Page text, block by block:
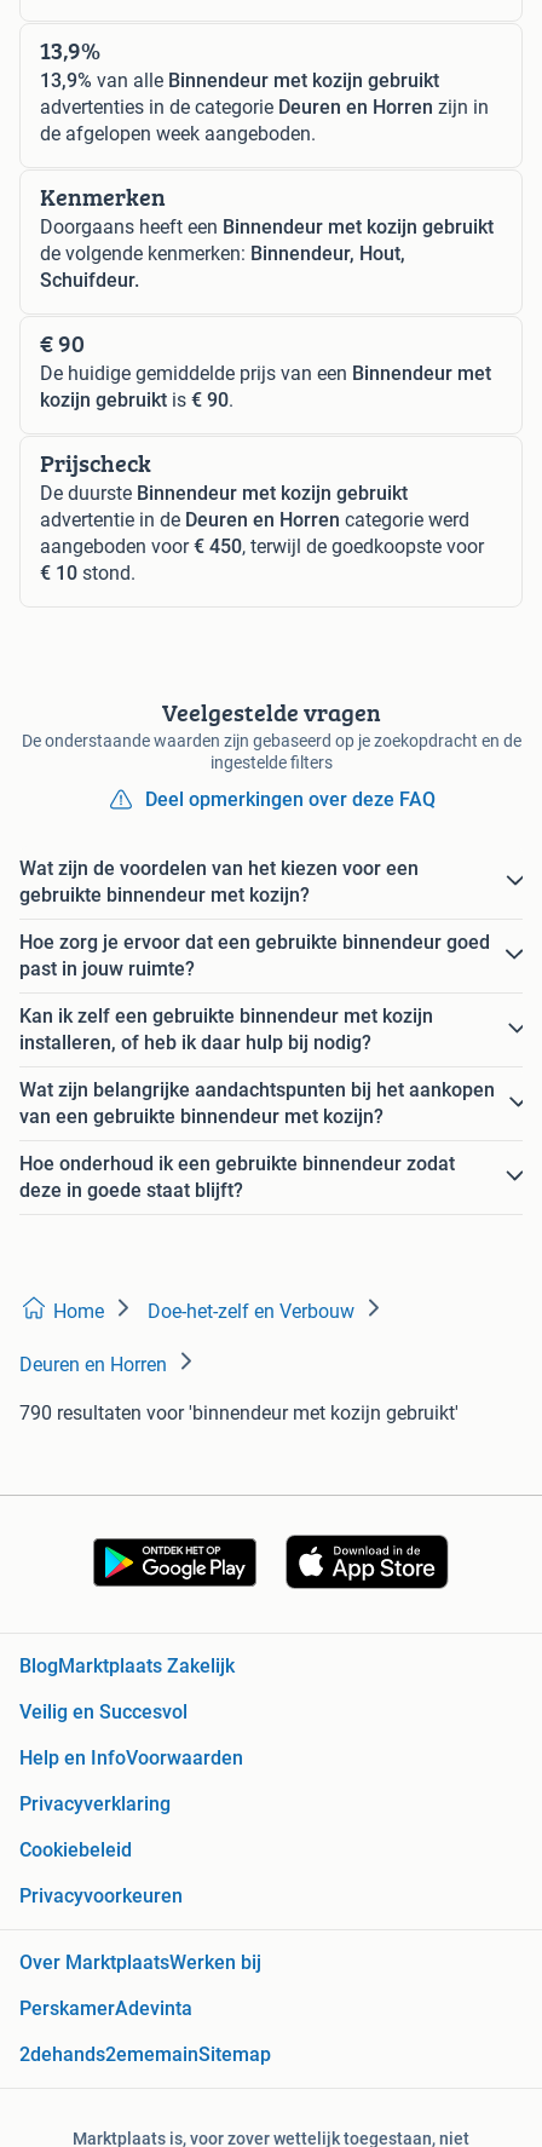
13,9%
13,9% van alle Binnendeur met kozijn gebruikt
advertenties in de categorie Deuren en Horren zijn in
de afgelopen week aangeboden.
Kenmerken
Doorgaans heeft een Binnendeur met kozijn gebruikt
de volgende kenmerken: Binnendeur, Hout,
Schuifdeur.
€ 90
De huidige gemiddelde prijs van een Binnendeur met
kozijn gebruikt is € 90.
Prijscheck
De duurste Binnendeur met kozijn gebruikt
advertentie in de Deuren en Horren categorie werd
aangeboden voor€ 450, terwijl de goedkoopste voor
€ 10 stond.
Veelgestelde vragen
De onderstaande waarden zijn gebaseerd op je zoekopdracht en de
ingestelde filters
Deel opmerkingen over deze FAQ
Wat zijn de voordelen van het kiezen voor een
gebruikte binnendeur met kozijn?
Hoe zorg je ervoor dat een gebruikte binnendeur goed
past in jouw ruimte?
Kan ik zelf een gebruikte binnendeur met kozijn
installeren, of heb ik daar hulp bij nodig?
Wat zijn belangrijke aandachtspunten bij het aankopen
van een gebruikte binnendeur met kozijn?
Hoe onderhoud ik een gebruikte binnendeur zodat
deze in goede staat blijft?
Home Doe-het-zelf en Verbouw
Deuren en Horren
790 resultaten voor 'binnendeur met kozijn gebruikt'
BlogMarktplaats Zakelijk
Veilig en Succesvol
Help en InfoVoorwaarden
Privacyverklaring
Cookiebeleid
Privacyvoorkeuren
Over MarktplaatsWerken bij
PerskamerAdevinta
2dehands2ememainSitemap
Marktplaats is, voor zover wettelijk toegestaan, niet